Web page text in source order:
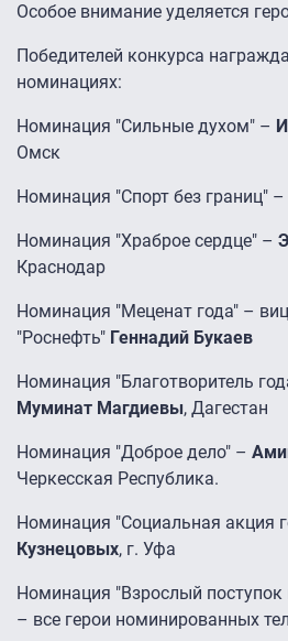
Особое внимание уделяется
Победителей конкурса
номинациях:
Номинация "Сильные духом" –
Омск
Номинация "Спорт без границ" –
Номинация "Храброе сердце" –
Краснодар
Номинация "Меценат года" –
"Роснефть" Геннадий Букаев
Номинация "Благотворитель
Муминат Магдиевы, Дагестан
Номинация "Доброе дело" –
Черкесская Республика.
Номинация "Социальная акция
Кузнецовых, г. Уфа
Номинация "Взрослый поступок
– все герои номинированных